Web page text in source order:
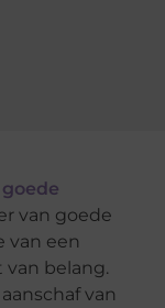
goede
van goede
van een
van belang.
van